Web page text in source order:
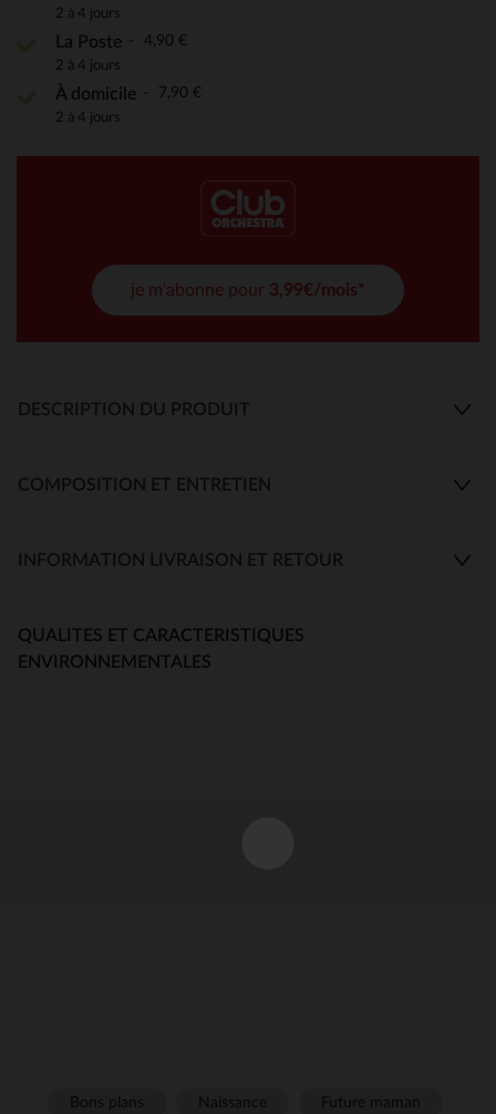
2 à 4 jours
La Poste 4,90 €
2 à 4 jours
À domicile 7,90 €
2 à 4 jours
je m'abonne pour 3,99€/mois*
DESCRIPTION DU PRODUIT
COMPOSITION ET ENTRETIEN
INFORMATION LIVRAISON ET RETOUR
QUALITES ET CARACTERISTIQUES
ENVIRONNEMENTALES